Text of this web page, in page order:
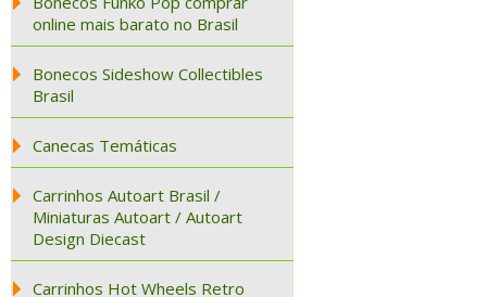
online mais barato no Brasil
Bonecos Sideshow Collectibles
Brasil
Canecas Temáticas
Carrinhos Autoart Brasil /
Miniaturas Autoart / Autoart
Design Diecast
Carrinhos Hot Wheels Retro